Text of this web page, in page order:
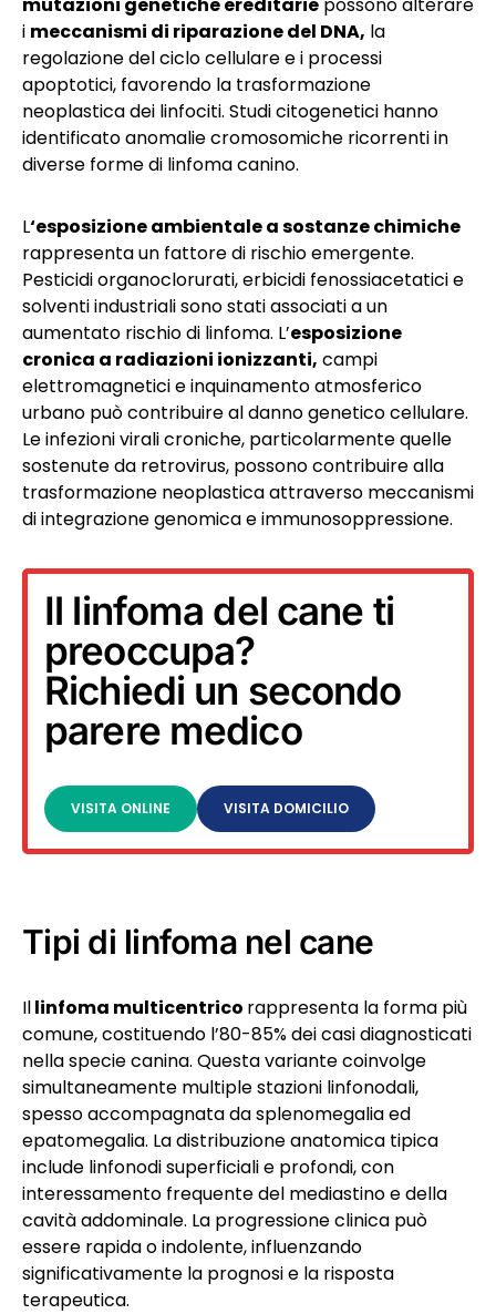
i meccanismi di riparazione del DNA, la
regolazione del ciclo cellulare e i processi
apoptotici, favorendo la trasformazione
neoplastica dei linfociti. Studi citogenetici hanno
identificato anomalie cromosomiche ricorrenti in
diverse forme di linfoma canino.
L‘esposizione ambientale a sostanze chimiche
rappresenta un fattore di rischio emergente.
Pesticidi organoclorurati, erbicidi fenossiacetatici e
solventi industriali sono stati associati a un
aumentato rischio di linfoma. L’esposizione
cronica a radiazioni ionizzanti, campi
elettromagnetici e inquinamento atmosferico
urbano può contribuire al danno genetico cellulare.
Le infezioni virali croniche, particolarmente quelle
sostenute da retrovirus, possono contribuire alla
trasformazione neoplastica attraverso meccanismi
di integrazione genomica e immunosoppressione.
Il linfoma del cane ti
preoccupa?
Richiedi un secondo
parere medico
VISITA ONLINE VISITA DOMICILIO
Tipi di linfoma nel cane
Illinfoma multicentrico rappresenta la forma più
comune, costituendo l’80-85% dei casi diagnosticati
nella specie canina. Questa variante coinvolge
simultaneamente multiple stazioni linfonodali,
spesso accompagnata da splenomegalia ed
epatomegalia. La distribuzione anatomica tipica
include linfonodi superficiali e profondi, con
interessamento frequente del mediastino e della
cavità addominale. La progressione clinica può
essere rapida o indolente, influenzando
significativamente la prognosi e la risposta
terapeutica.